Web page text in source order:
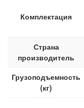
Комплектация
Страна
производитель
Грузоподъемность
(кг)